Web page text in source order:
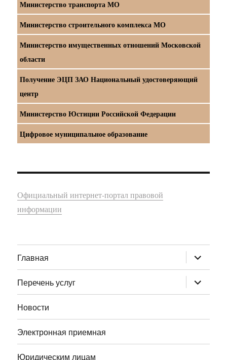
Министерство транспорта МО
Министерство строительного комплекса МО
Министерство имущественных отношений Московской
области
Получение ЭЦП ЗАО Национальный удостоверяющий
центр
Министерство Юстиции Российской Федерации
Цифровое муниципальное образование
Официальный интернет-портал правовой
информации
Главная раскрыть
дочернее
меню
Перечень услуг
раскрыть
дочернее
меню
Новости
Электронная приемная
Юридическим лицам